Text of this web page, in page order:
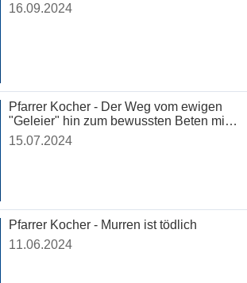
16.09.2024
Pfarrer Kocher - Der Weg vom ewigen
"Geleier" hin zum bewussten Beten mit
Herz und Verstand
15.07.2024
Pfarrer Kocher - Murren ist tödlich
11.06.2024